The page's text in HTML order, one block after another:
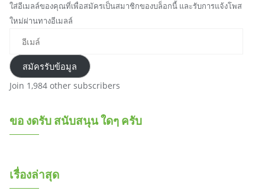
ใส่อีเมลล์ของคุณที่เพื่อสมัครเป็นสมาชิกของบล็อกนี้ และรับการแจ้งโพส
ใหม่ผ่านทางอีเมลล์
สมัครรับข้อมูล
Join 1,984 other subscribers
ขอ งดรับ สนับสนุน ใดๆ ครับ
เรื่องล่าสุด